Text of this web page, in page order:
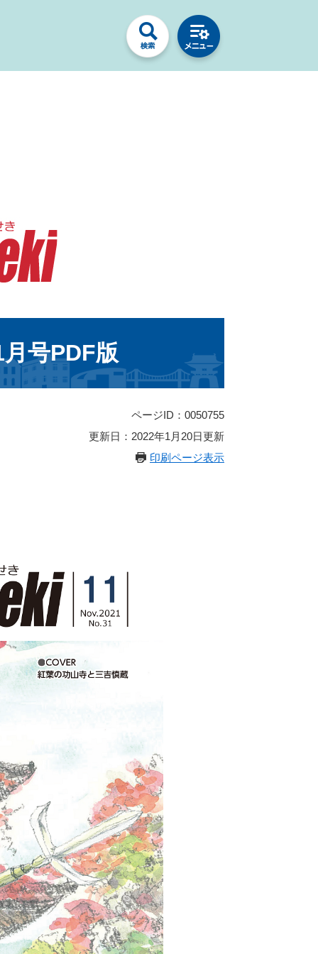
号PDF版
ページID：0050755
更新日：2022年1月20日更新
印刷ページ表示